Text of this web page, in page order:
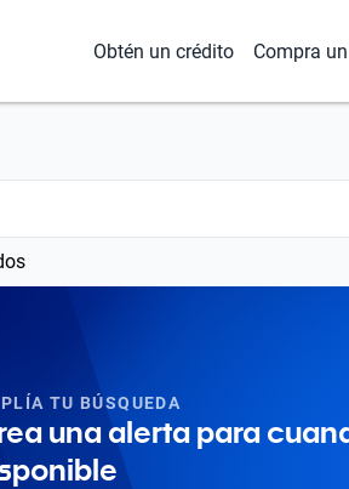
Obtén un crédito Compra
TU BÚSQUEDA
una alerta para